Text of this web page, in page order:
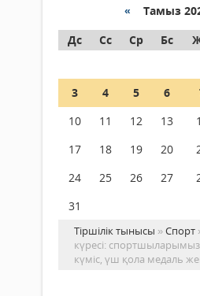
« Тамыз
Дс
Сс Ср Бс
3
4 5 6
10
11 12 13
17
18 19 20
24
25 26 27
31
Тіршілік тынысы »Спорт
күресі: спортшыларымыз
күміс, үш қола медаль